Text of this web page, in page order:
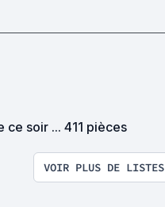
ce soir ... 411 pièces
VOIR PLUS DE LISTES